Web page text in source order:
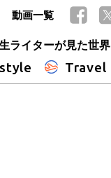
ライターが見た世界
Travel
動画一覧